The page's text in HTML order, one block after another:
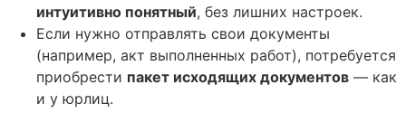
интуитивно понятный, без лишних настроек.
Если нужно отправлять свои документы
(например, акт выполненных работ), потребуется
приобрести пакет исходящих документов — как
и у юрлиц.